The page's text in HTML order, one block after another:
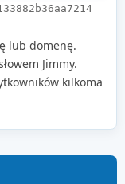
lub domenę.
Jimmy.
kilkoma